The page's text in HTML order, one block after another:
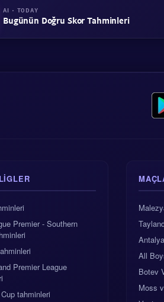
AI · TODAY
Bugünün Doğru Skor Tahminleri
Premier - Southern
Premier League
tahminleri
All
Botev
Moss